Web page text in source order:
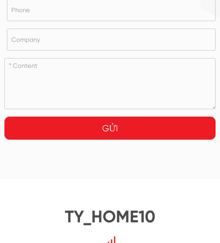
GỬI
TY_HOME10